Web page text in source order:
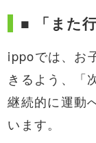
■ 「また
ippoでは、お
きるよう、「
継続的に運動
います。